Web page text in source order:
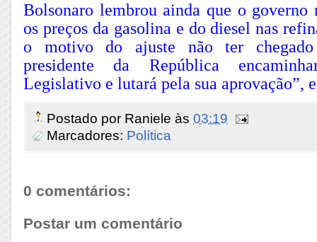
Bolsonaro lembrou ainda que o governo
os preços da gasolina e do diesel nas
o motivo do ajuste não ter
presidente da República
Legislativo e lutará pela sua aprovação”,
Postado por Raniele às 03:19
Marcadores: Política
0 comentários:
Postar um comentário